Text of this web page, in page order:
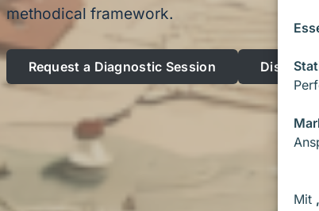
Mit
methodical framework.
Request a Diagnostic Session Discover